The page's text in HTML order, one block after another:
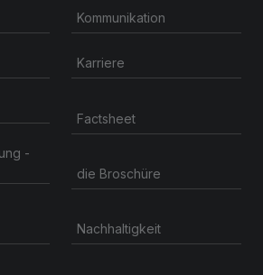
Kommunikation
-
Karriere
Factsheet
die Broschüre
Nachhaltigkeit